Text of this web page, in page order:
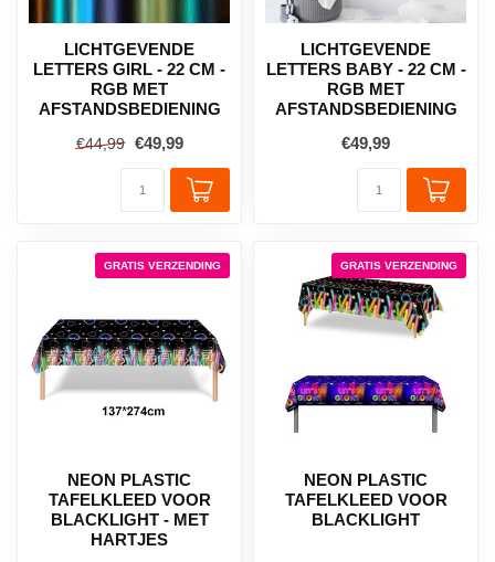
LICHTGEVENDE
LETTERS GIRL - 22 CM -
RGB MET
AFSTANDSBEDIENING
€44,99 €49,99
LICHTGEVENDE
LETTERS BABY - 22 CM -
RGB MET
AFSTANDSBEDIENING
€49,99
GRATIS VERZENDING
NEON PLASTIC
TAFELKLEED VOOR
BLACKLIGHT - MET
HARTJES
GRATIS VERZENDING
NEON PLASTIC
TAFELKLEED VOOR
BLACKLIGHT